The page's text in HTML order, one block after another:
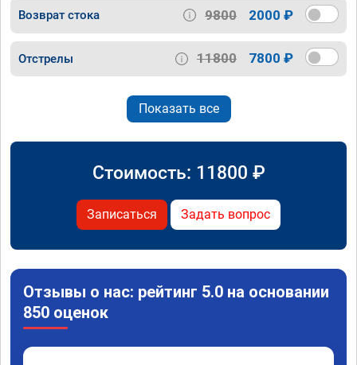
Возврат стока 9800 2000 ₽
Отстрелы 11800 7800 ₽
Показать все
Стоимость: 11800 ₽
Записаться Задать вопрос
Отзывы о нас: рейтинг 5.0 на основании
850 оценок